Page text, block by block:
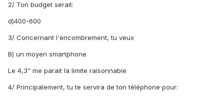
2/ Ton budget serait:
d)400-600
3/ Concernant l'encombrement, tu veux
B) un moyen smartphone
Le 4,3" me parait la limite raisonnable
4/ Principalement, tu te servira de ton téléphone pour: